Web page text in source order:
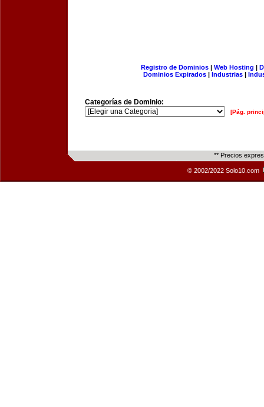
Registro de Dominios| Web Hosting |
Dominios Expirados | Industrias |
Categorías de Dominio:
[Pág.
** Precios
© 2002/2022 Solo10.com